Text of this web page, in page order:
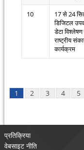
10
17 से 24
डिजिटल
डेटा
राष्ट्रीय
कार्यक्रम
1 2 3 4 5
प्रतिक्रिया
वेबसाइट नीति